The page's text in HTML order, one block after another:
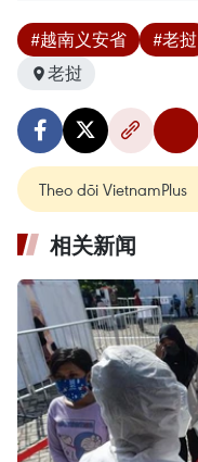
#越南义安省 #老挝
老挝
Theo dõi VietnamPlus
相关新闻